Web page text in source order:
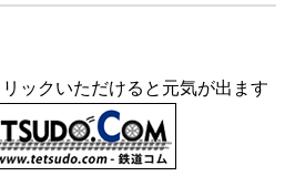
ックいただけると元気が出ます